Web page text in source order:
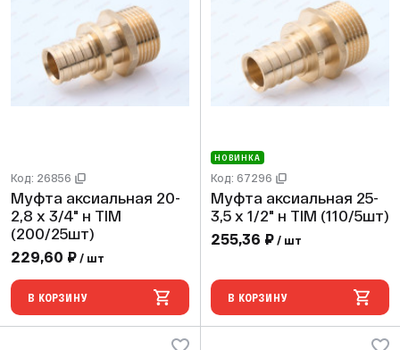
Код: 26856
Муфта аксиальная 20-
2,8 х 3/4" н TIM
(200/25шт)
229,60 ₽ / шт
В КОРЗИНУ
НОВИНКА
Код: 67296
Муфта аксиальная 25-
3,5 х 1/2" н TIM (110/5шт)
255,36 ₽ / шт
В КОРЗИНУ